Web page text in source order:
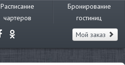
Расписание
чартеров
Бронирование
гостиниц
Мой заказ